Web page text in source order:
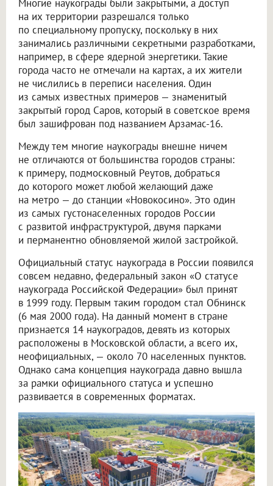
Многие наукограды были закрытыми, а доступ
на их территории разрешался только
по специальному пропуску, поскольку в них
занимались различными секретными разработками,
например, в сфере ядерной энергетики. Такие
города часто не отмечали на картах, а их жители
не числились в переписи населения. Один
из самых известных примеров — знаменитый
закрытый город Саров, который в советское время
был зашифрован под названием Арзамас-16.
Между тем многие наукограды внешне ничем
не отличаются от большинства городов страны:
к примеру, подмосковный Реутов, добраться
до которого может любой желающий даже
на метро — до станции «Новокосино». Это один
из самых густонаселенных городов России
с развитой инфраструктурой, двумя парками
и перманентно обновляемой жилой застройкой.
Официальный статус наукограда в России появился
совсем недавно, федеральный закон «О статусе
наукограда Российской Федерации» был принят
в 1999 году. Первым таким городом стал Обнинск
(6 мая 2000 года). На данный момент в стране
признается 14 наукоградов, девять из которых
расположены в Московской области, а всего их,
неофициальных, — около 70 населенных пунктов.
Однако сама концепция наукограда давно вышла
за рамки официального статуса и успешно
развивается в современных форматах.